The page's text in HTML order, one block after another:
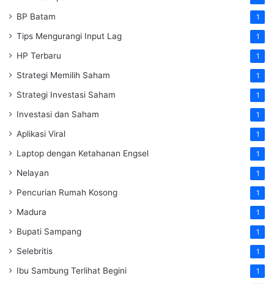
BP Batam 1
Tips Mengurangi Input Lag 1
HP Terbaru 1
Strategi Memilih Saham 1
Strategi Investasi Saham 1
Investasi dan Saham 1
Aplikasi Viral 1
Laptop dengan Ketahanan Engsel 1
Nelayan 1
Pencurian Rumah Kosong 1
Madura 1
Bupati Sampang 1
Selebritis 1
Ibu Sambung Terlihat Begini 1